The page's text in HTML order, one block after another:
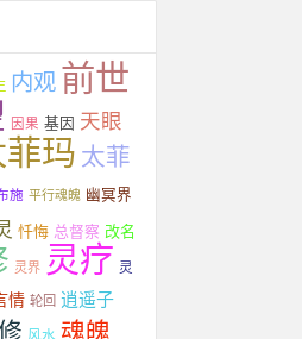
内观 前世
因果 基因 天眼
菲玛 太菲
施 平行魂魄 幽冥界
忏悔 总督察 改名
灵界 灵疗 灵
情 轮回 逍遥子
风水 魂魄